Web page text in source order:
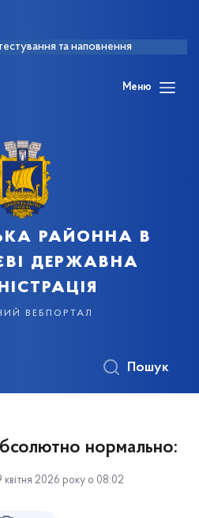
та наповнення
Меню
районна в
державна
вебпортал
Пошук
нормально:
квітня 2026 року о 08:02